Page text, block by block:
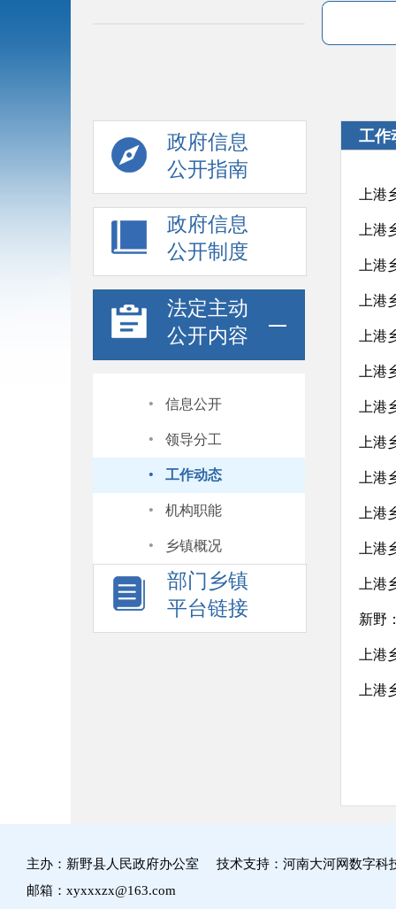
政府信息
公开指南
政府信息
公开制度
法定主动
公开内容
· 信息公开
· 领导分工
· 工作动态
· 机构职能
· 乡镇概况
部门乡镇
平台链接
工作
上
上港
上
上
上港
上港
上
上
上
上
上
上
新野
上
上
主办：新野县人民政府办公室 技术支持：河南大河网数字科
邮箱：xyxxxzx@163.com